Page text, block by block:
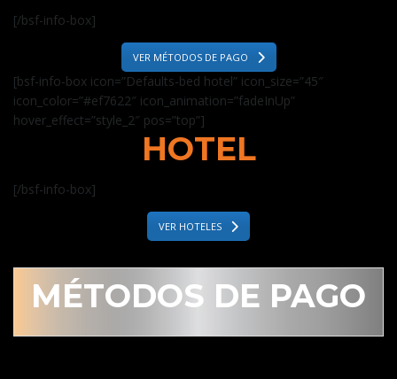
[/bsf-info-box]
VER MÉTODOS DE PAGO
[bsf-info-box icon=”Defaults-bed hotel” icon_size=”45″
icon_color=”#ef7622″ icon_animation=”fadeInUp”
hover_effect=”style_2″ pos=”top”]
HOTEL
[/bsf-info-box]
VER HOTELES
MÉTODOS DE PAGO